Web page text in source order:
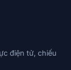
điện tử, chiếu